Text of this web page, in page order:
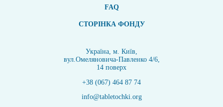
FAQ
СТОРІНКА ФОНДУ
Україна, м. Київ,
вул.Омеляновича-Павленко 4/6,
14 поверх
+38 (067) 464 87 74
info@tabletochki.org